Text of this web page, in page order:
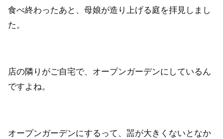
食べ終わったあと、母娘が造り上げる庭を拝見しまし
た。
店の隣りがご自宅で、オープンガーデンにしているん
ですよね。
オープンガーデンにするって、噐が大きくないとなか